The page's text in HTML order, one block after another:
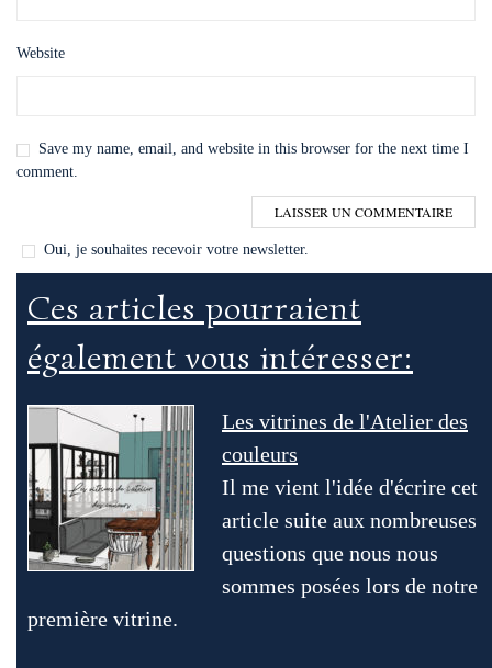
Website
Save my name, email, and website in this browser for the next time I
comment.
Oui, je souhaites recevoir votre newsletter.
Ces articles pourraient
également vous intéresser:
Les vitrines de l'Atelier des
couleurs
Il me vient l'idée d'écrire cet
article suite aux nombreuses
questions que nous nous
sommes posées lors de notre
première vitrine.